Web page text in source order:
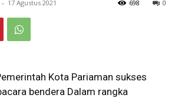
- 17 Agustus 2021 0
698
Kota Pariaman sukses
bendera Dalam rangka